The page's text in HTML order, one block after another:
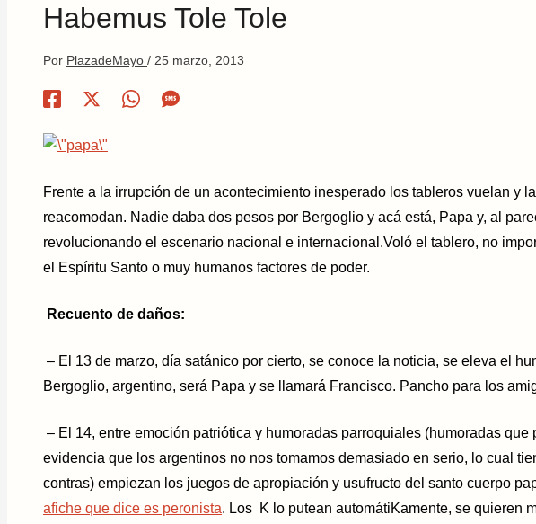
Habemus Tole Tole
Por PlazadeMayo / 25 marzo, 2013
Frente a la irrupción de un acontecimiento inesperado los tableros vuelan y
reacomodan. Nadie daba dos pesos por Bergoglio y acá está, Papa y, al
revolucionando el escenario nacional e internacional.Voló el tablero, no
el Espíritu Santo o muy humanos factores de poder.
Recuento de daños:
– El 13 de marzo, día satánico por cierto, se conoce la noticia, se eleva el
Bergoglio, argentino, será Papa y se llamará Francisco. Pancho para los
– El 14, entre emoción patriótica y humoradas parroquiales (humoradas que
evidencia que los argentinos no nos tomamos demasiado en serio, lo cual
contras) empiezan los juegos de apropiación y usufructo del santo cuerpo
afiche que dice es peronista. Los K lo putean automátiKamente, se quieren